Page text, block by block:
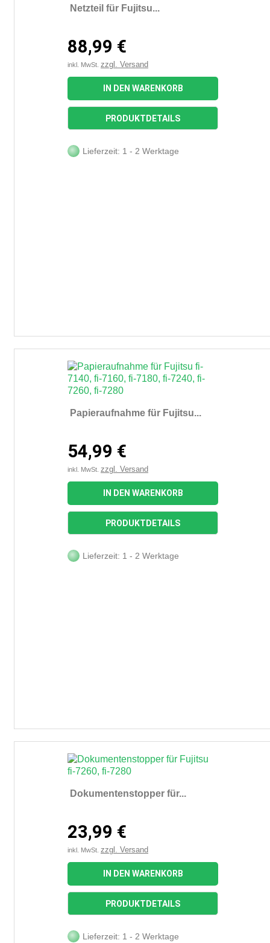
Netzteil für Fujitsu...
88,99 €
inkl. MwSt. zzgl. Versand
IN DEN WARENKORB
PRODUKTDETAILS
Lieferzeit: 1 - 2 Werktage
Papieraufnahme für Fujitsu...
54,99 €
inkl. MwSt. zzgl. Versand
IN DEN WARENKORB
PRODUKTDETAILS
Lieferzeit: 1 - 2 Werktage
Dokumentenstopper für...
23,99 €
inkl. MwSt. zzgl. Versand
IN DEN WARENKORB
PRODUKTDETAILS
Lieferzeit: 1 - 2 Werktage